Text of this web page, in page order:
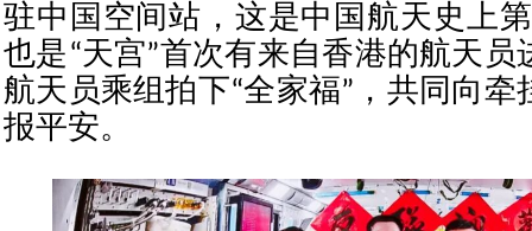
驻中国空间站，这是中国航天史上
也是“天宫”首次有来自香港的航天员
航天员乘组拍下“全家福”，共同向牵
报平安。